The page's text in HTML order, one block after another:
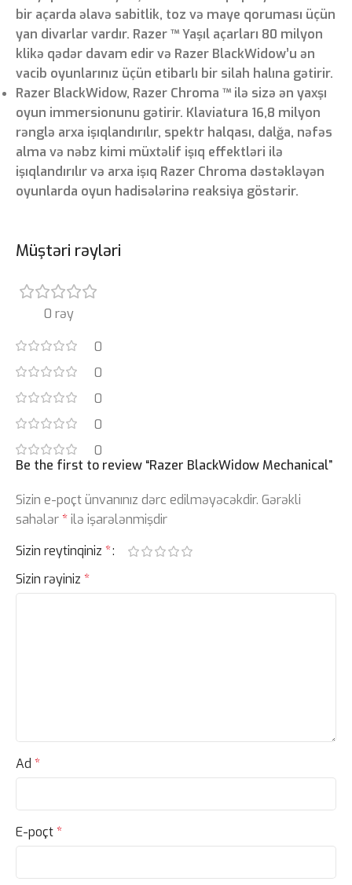
bir açarda əlavə sabitlik, toz və maye qoruması üçün
yan divarlar vardır. Razer ™ Yaşıl açarları 80 milyon
klikə qədər davam edir və Razer BlackWidow’u ən
vacib oyunlarınız üçün etibarlı bir silah halına gətirir.
Razer BlackWidow, Razer Chroma ™ ilə sizə ən yaxşı
oyun immersionunu gətirir. Klaviatura 16,8 milyon
rənglə arxa işıqlandırılır, spektr halqası, dalğa, nəfəs
alma və nəbz kimi müxtəlif işıq effektləri ilə
işıqlandırılır və arxa işıq Razer Chroma dəstəkləyən
oyunlarda oyun hadisələrinə reaksiya göstərir.
Müştəri rəyləri
0 rəy
0
0
0
0
0
Be the first to review “Razer BlackWidow Mechanical”
Sizin e-poçt ünvanınız dərc edilməyəcəkdir. Gərəkli
sahələr*ilə işarələnmişdir
Sizin reytinqiniz *
Sizin rəyiniz *
Ad *
E-poçt*